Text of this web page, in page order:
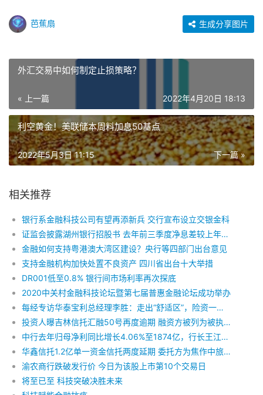
芭蕉扇 生成分享图片
外汇交易中如何制定止损策略？
« 上一篇 2022年4月20日 18:13
利空黄金！美联储本周料加息50基点
下一篇 »
2022年5月3日 11:15
相关推荐
银行系金融科技公司有望再添新兵 交行宣布设立交银金科
证监会披露湖州银行招股书 去年前三季度净息差较上年下降54BP
金融如何支持粤港澳大湾区建设？央行等四部门出台意见
支持金融机构加快处置不良资产 四川省出台十大举措
DR001低至0.8% 银行间市场利率再次探底
2020中关村金融科技论坛暨第七届普惠金融论坛成功举办
每经专访华泰宝利总经理李胜：走出“舒适区”，险资一定要做股权投资
投资人曝吉林信托汇融50号再度逾期 融资方被列为被执行人
中行去年归母净利同比增长4.06%至1874亿，行长王江：湖北网点营业率达到70%
华鑫信托1.2亿单一资金信托两度延期 委托方为焦作中旅银行
渝农商行跌破发行价 今日为该股上市第10个交易日
将至已至 科技突破决胜未来